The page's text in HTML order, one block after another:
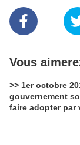
Vous
>> 1er octobre
gouvernement
faire adopter par